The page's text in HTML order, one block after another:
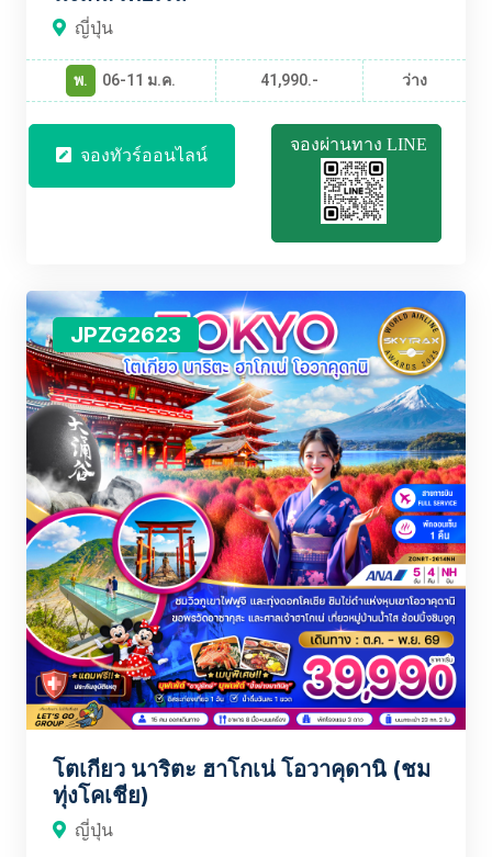
ญี่ปุ่น
พ. 06-11 ม.ค. 41,990.- ว่าง
จองทัวร์ออนไลน์ จองผ่านทาง LINE
JPZG2623
โตเกียว นาริตะ ฮาโกเน่ โอวาคุดานิ (ชม
ทุ่งโคเชีย)
ญี่ปุ่น